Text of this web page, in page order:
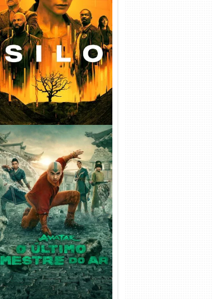
Silo 1ª Temporada Torrent
(2023) WEB-DL
720p/1080p/4K Dual Áudio
Avatar: O Último Mestre do
Ar 2ª Temporada Torrent
(2026) WEB-DL 1080p Dual
Áudio